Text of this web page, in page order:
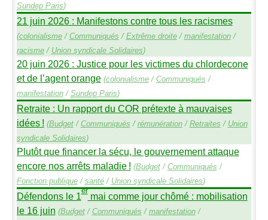
SundepParis)
21 juin 2026 : Manifestons contre tous les racismes
(colonialisme/ Communiqués / Extrême droite/ manifestation/
racisme/ Union syndicale Solidaires)
20 juin 2026 : Justice pour les victimes du chlordecone
et de l’agent orange (colonialisme/ Communiqués /
manifestation/ SundepParis)
Retraite : Un rapport du COR prétexte à mauvaises
idées ! (Budget/ Communiqués / rémunération/ Retraites / Union
syndicale Solidaires)
Plutôt que financer la sécu, le gouvernement attaque
encore nos arrêts maladie ! (Budget/ Communiqués /
Fonction publique/ santé/ Union syndicale Solidaires)
Défendons le 1ermai comme jour chômé : mobilisation
le 16 juin (Budget/ Communiqués / manifestation/